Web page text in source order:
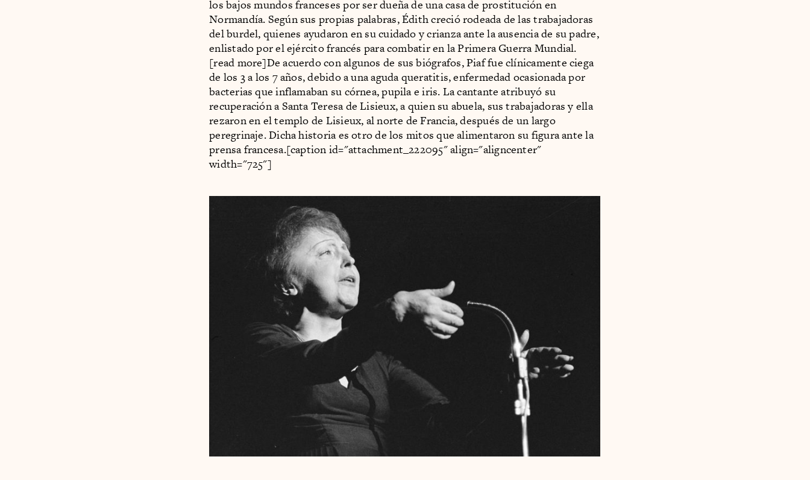
los bajos mundos franceses por ser dueña de una casa de prostitución en
Normandía. Según sus propias palabras, Édith creció rodeada de las trabajadoras
del burdel, quienes ayudaron en su cuidado y crianza ante la ausencia de su padre,
enlistado por el ejército francés para combatir en la Primera Guerra Mundial.
[read more]De acuerdo con algunos de sus biógrafos, Piaf fue clínicamente ciega
de los 3 a los 7 años, debido a una aguda queratitis, enfermedad ocasionada por
bacterias que inflamaban su córnea, pupila e iris. La cantante atribuyó su
recuperación a Santa Teresa de Lisieux, a quien su abuela, sus trabajadoras y ella
rezaron en el templo de Lisieux, al norte de Francia, después de un largo
peregrinaje. Dicha historia es otro de los mitos que alimentaron su figura ante la
prensa francesa.[caption id="attachment_222095" align="aligncenter"
width="725"]